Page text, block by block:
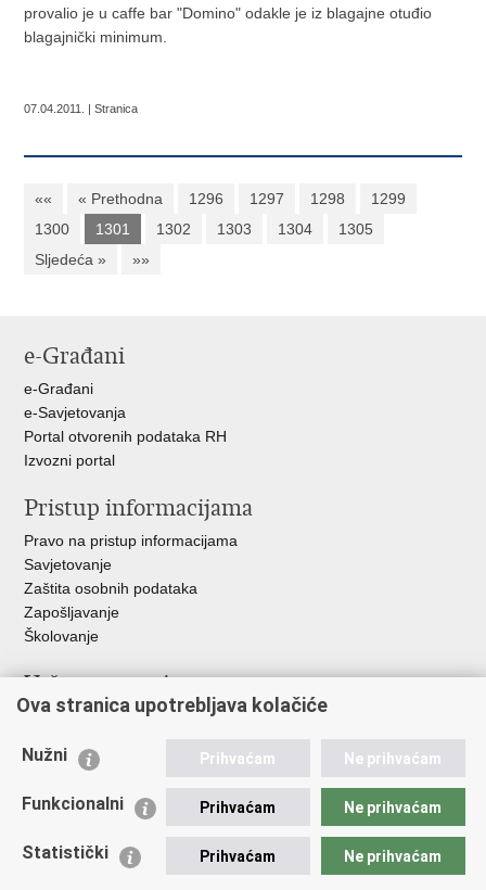
provalio je u caffe bar "Domino" odakle je iz blagajne otuđio
blagajnički minimum.
07.04.2011. | Stranica
«« « Prethodna 1296 1297 1298
1299
1300
1301 1302 1303 1304
1305
Sljedeća »
»»
e-Građani
e-Građani
e-Savjetovanja
Portal otvorenih podataka RH
Izvozni portal
Pristup informacijama
Pravo na pristup informacijama
Savjetovanje
Zaštita osobnih podataka
Zapošljavanje
Školovanje
Važne poveznice
Ministarstvo unutarnjih poslova
Udruge
Policijska akademija
Zaklada policijske solidarnosti
Ova stranica upotrebljava kolačiće
Nužni Prihvaćam Ne prihvaćam
Funkcionalni Prihvaćam Ne prihvaćam
Statistički Prihvaćam Ne prihvaćam